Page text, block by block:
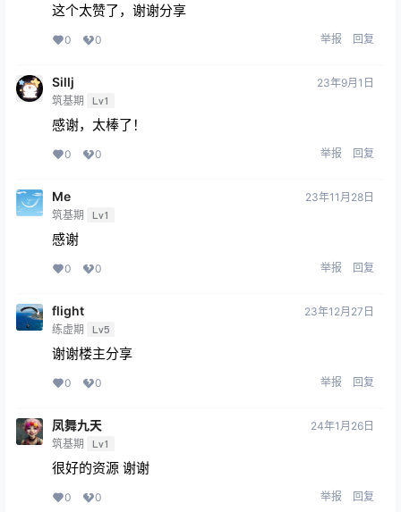
这个太赞了，谢谢分享
0 0 举报 回复
Sillj
筑基期 Lv1
23年9月1日
感谢，太棒了！
0 0 举报 回复
Me
筑基期 Lv1
23年11月28日
感谢
0 0 举报 回复
flight
练虚期 Lv5
23年12月27日
谢谢楼主分享
0 0 举报 回复
凤舞九天
筑基期 Lv1
24年1月26日
很好的资源 谢谢
0 0 举报 回复